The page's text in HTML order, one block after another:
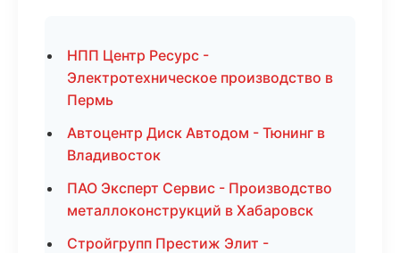
НПП Центр Ресурс -
Электротехническое производство в
Пермь
Автоцентр Диск Автодом - Тюнинг в
Владивосток
ПАО Эксперт Сервис - Производство
металлоконструкций в Хабаровск
Стройгрупп Престиж Элит -